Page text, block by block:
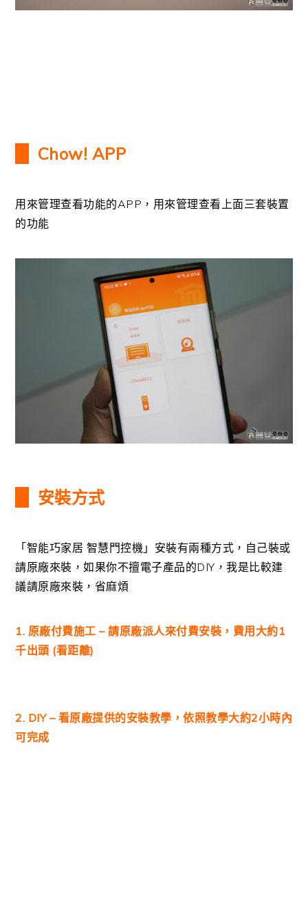
Chow! APP
用來管理查看功能的APP，用來管理查看上面三套裝置
的功能
安裝方式
「智能巧家居 智慧門控機」安裝有兩種方式，自己裝或
請原廠來裝，如果你不擅電子產品的DIY，我是比較建
議請原廠來裝，省麻煩
1. 原廠付費施工 – 請原廠派人來付費安裝，費用大約1
千出頭 (看距離)
2. DIY – 看原廠提供的安裝教學，依照教學大約2小時內
可完成